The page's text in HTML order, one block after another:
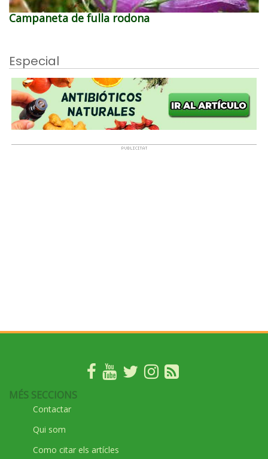
Campaneta de fulla rodona
Especial
MÉS SECCIONS
Contactar
Qui som
Como citar els artícles